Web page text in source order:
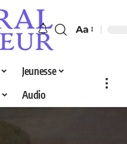
Aa
Jeunesse
Audio